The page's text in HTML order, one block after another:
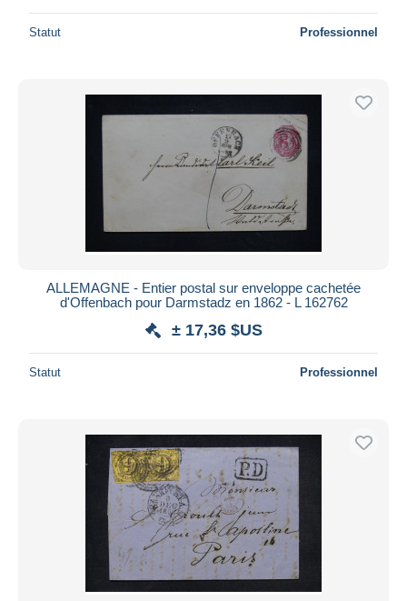
Statut Professionnel
ALLEMAGNE - Entier postal sur enveloppe cachetée
d'Offenbach pour Darmstadz en 1862 - L 162762
± 17,36 $US
Statut Professionnel